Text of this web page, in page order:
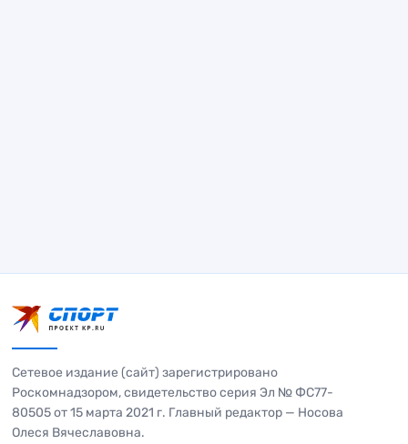
Сетевое издание (сайт) зарегистрировано
Роскомнадзором, свидетельство серия Эл № ФС77-
80505 от 15 марта 2021 г. Главный редактор — Носова
Олеся Вячеславовна.